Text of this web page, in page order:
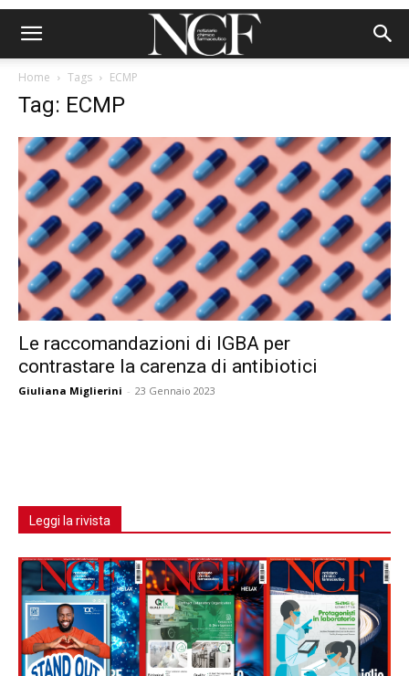
Home Tags ECMP
Tag: ECMP
Le raccomandazioni di IGBA per
contrastare la carenza di antibiotici
Giuliana Miglierini - 23 Gennaio 2023
Leggi la rivista